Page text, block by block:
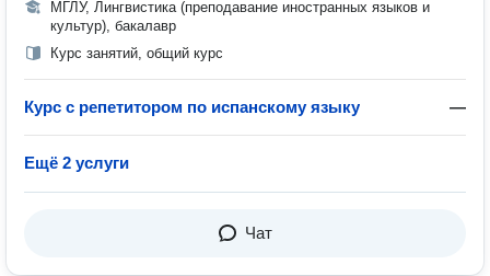
МГЛУ, Лингвистика (преподавание иностранных языков и
культур), бакалавр
Курс занятий, общий курс
Курс с репетитором по испанскому языку —
Ещё 2 услуги
Чат